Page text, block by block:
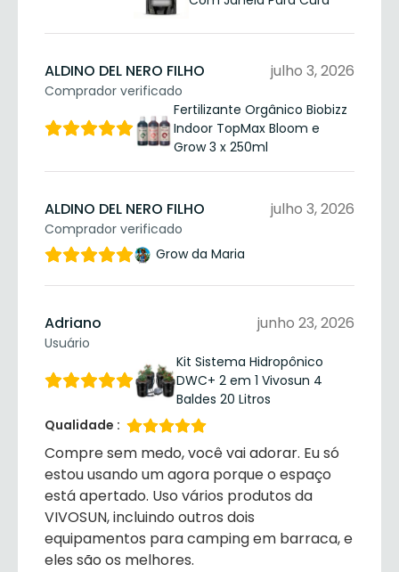
ALDINO DEL NERO FILHO
Comprador verificado
julho 3, 2026
Fertilizante Orgânico Biobizz
Indoor TopMax Bloom e
Grow 3 x 250ml
ALDINO DEL NERO FILHO
Comprador verificado
julho 3, 2026
Grow da Maria
Adriano
Usuário
junho 23, 2026
Kit Sistema Hidropônico
DWC+ 2 em 1 Vivosun 4
Baldes 20 Litros
Qualidade :
Compre sem medo, você vai adorar. Eu só
estou usando um agora porque o espaço
está apertado. Uso vários produtos da
VIVOSUN, incluindo outros dois
equipamentos para camping em barraca, e
eles são os melhores.